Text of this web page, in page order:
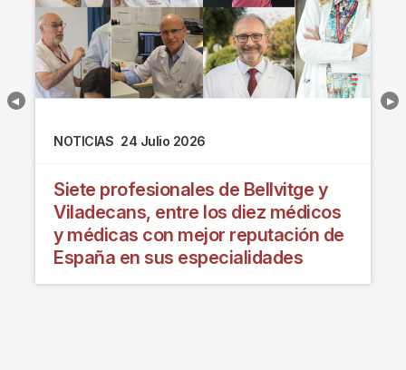
NOTICIAS 24 Julio 2026
Siete profesionales de Bellvitge y
Viladecans, entre los diez médicos
y médicas con mejor reputación de
España en sus especialidades